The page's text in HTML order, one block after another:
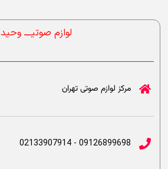
لوازم صوتیــــ وحید
مرکز لوازم صوتی تهران
09126899698 - 02133907914